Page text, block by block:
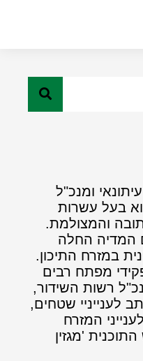
ומנכ"ל
בעל עשרות
והמצולמת.
המדיה החלה
במזרח התיכון.
מפתח רבים
רשות השידור,
לענייניי שטחים,
המזרח
'מגזין